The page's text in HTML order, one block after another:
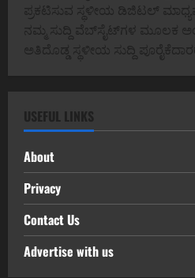
ಪ್ರಕಟಿಸುವ ಸ್ಥಳೀಯ ಡಿಜಿಟಲ್
ನಮ್ಮ ಸುದ್ದಿ ವೆಬ್‌ಸೈಟ್‌ಗಳ ಮೂಲಕ
ಅತಿದೊಡ್ಡ ಸ್ಥಳೀಯ ಸುದ್ದಿ
USEFUL LINKS
About
Privacy
Contact Us
Advertise with us